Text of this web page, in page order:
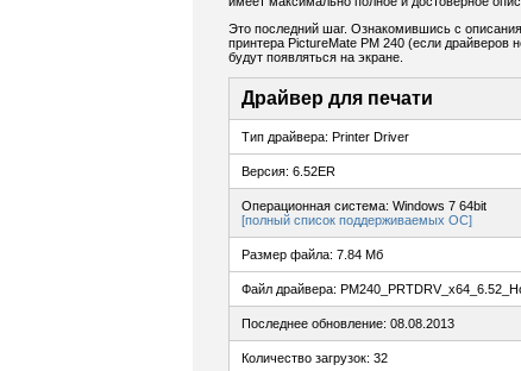
Это последний шаг. Ознакомившись с
принтера PictureMate PM 240 (если драйверов
будут появляться на экране.
Драйвер для печати
Тип драйвера: Printer Driver
Версия: 6.52ER
Операционная система: Windows 7 64bit
[полный список поддерживаемых ОС]
Размер файла: 7.84 Мб
Файл драйвера:
Последнее обновление: 08.08.2013
Количество загрузок: 32